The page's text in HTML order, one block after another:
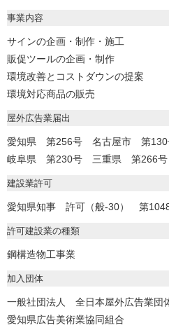
事業内容
サインの企画・制作・施工
販促ツールの企画・制作
環境改善とコストダウンの提案
環境対応商品の販売
屋外広告業届出
愛知県 第256号 名古屋市 第130
岐阜県 第230号 三重県 第266号
建設業許可
愛知県知事 許可（般-30） 第
許可建設業の種類
鋼構造物工事業
加入団体
一般社団法人 全日本屋外広告業団
愛知県広告美術業協同組合